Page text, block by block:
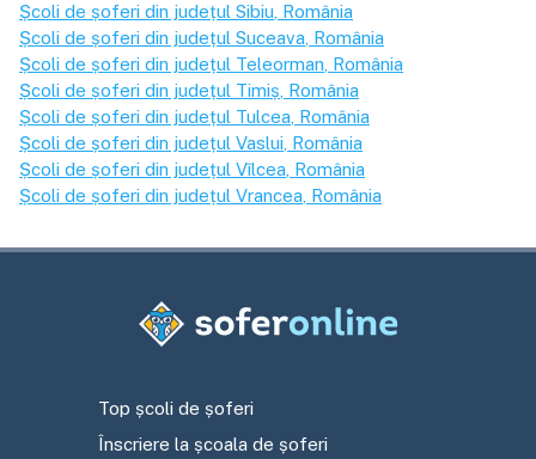
Școli de șoferi din județul Sibiu , România
Școli de șoferi din județul Suceava , România
Școli de șoferi din județul Teleorman , România
Școli de șoferi din județul Timiș , România
Școli de șoferi din județul Tulcea , România
Școli de șoferi din județul Vaslui , România
Școli de șoferi din județul Vîlcea , România
Școli de șoferi din județul Vrancea , România
Top școli de șoferi
Înscriere la școala de șoferi